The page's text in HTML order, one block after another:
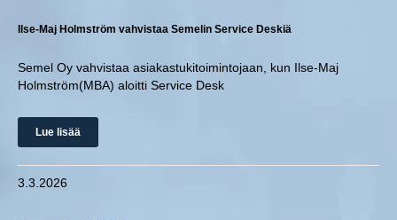
Ilse-Maj Holmström vahvistaa Semelin Service Deskiä
Semel Oy vahvistaa asiakastukitoimintojaan, kun Ilse-Maj
Holmström(MBA) aloitti Service Desk
Lue lisää
3.3.2026